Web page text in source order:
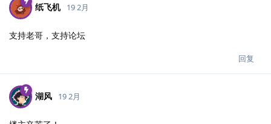
纸飞机 19 2月
支持老哥，支持论坛
回复
湖风 19 2月